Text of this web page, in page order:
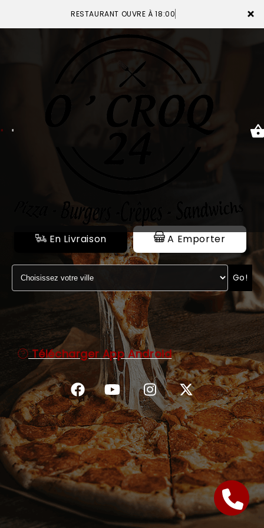
×
RESTAURANT OUVRE À 18:00
NOTRE RESTAURANT
VOS AVIS
MENTIONS LÉGALES
C.G.V
En Livraison A Emporter
Go!
Télécharger App Android